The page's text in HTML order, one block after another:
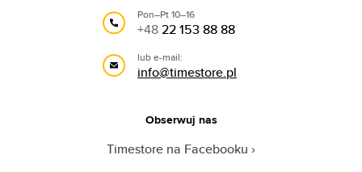
Pon–Pt 10–16
+4822 153 88 88
lub e-mail:
info@timestore.pl
Obserwuj nas
Timestore na Facebooku